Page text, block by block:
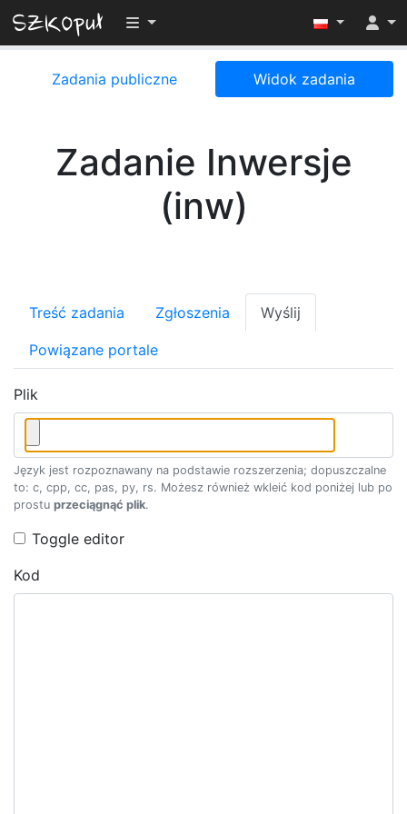
Przełącz widoczność menu
Zadania publiczne Widok zadania
Zadanie Inwersje
(inw)
Treść zadania Zgłoszenia Wyślij
Powiązane portale
Plik
Język jest rozpoznawany na podstawie rozszerzenia; dopuszczalne
to: c, cpp, cc, pas, py, rs. Możesz również wkleić kod poniżej lub po
prostu przeciągnąć plik.
Toggle editor
Kod